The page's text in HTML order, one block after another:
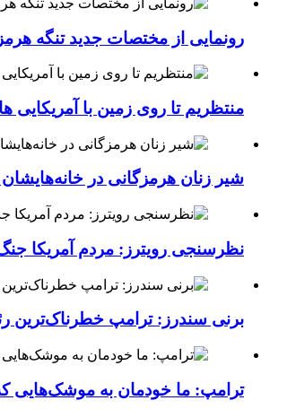
رونمایی از مختصات جدید تنگه هرمز
منتظریم تا روی زمین با آمریکایی
شیر زنان هرمزگانی در
نظرسنجی رویترز: مردم آمریکا جنگ
برنی سندرز: ترامپ خطرناک‌ترین
ترامپ: ما خودمان به موشک‌هایی